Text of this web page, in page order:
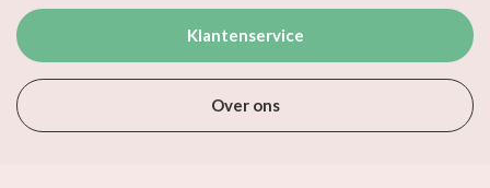
Klantenservice
Over ons